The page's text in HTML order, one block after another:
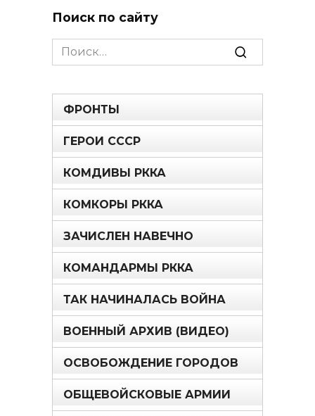
Поиск по сайту
Search
for:
ФРОНТЫ
ГЕРОИ СССР
КОМДИВЫ РККА
КОМКОРЫ РККА
ЗАЧИСЛЕН НАВЕЧНО
КОМАНДАРМЫ РККА
ТАК НАЧИНАЛАСЬ ВОЙНА
ВОЕННЫЙ АРХИВ (ВИДЕО)
ОСВОБОЖДЕНИЕ ГОРОДОВ
ОБЩЕВОЙСКОВЫЕ АРМИИ